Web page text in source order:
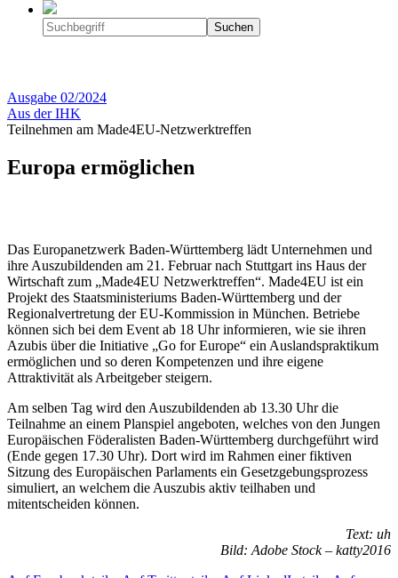
Ausgabe 02/2024
Aus der IHK
Teilnehmen am Made4EU-Netzwerktreffen
Europa ermöglichen
Das Europanetzwerk Baden-Württemberg lädt Unternehmen und
ihre Auszubildenden am 21. Februar nach Stuttgart ins Haus der
Wirtschaft zum „Made4EU Netzwerktreffen“. Made4EU ist ein
Projekt des Staatsministeriums Baden-Württemberg und der
Regionalvertretung der EU-Kommission in München. Betriebe
können sich bei dem Event ab 18 Uhr informieren, wie sie ihren
Azubis über die Initiative „Go for Europe“ ein Auslandspraktikum
ermöglichen und so deren Kompetenzen und ihre eigene
Attraktivität als Arbeitgeber steigern.
Am selben Tag wird den Auszubildenden ab 13.30 Uhr die
Teilnahme an einem Planspiel angeboten, welches von den Jungen
Europäischen Föderalisten Baden-Württemberg durchgeführt wird
(Ende gegen 17.30 Uhr). Dort wird im Rahmen einer fiktiven
Sitzung des Europäischen Parlaments ein Gesetzgebungsprozess
simuliert, an welchem die Auszubis aktiv teilhaben und
mitentscheiden können.
Text: uh
Bild: Adobe Stock – katty2016